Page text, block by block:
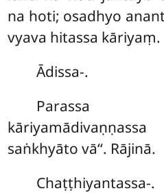
na hoti; osadhyo
vyava hitassa kāriyaṃ.
Ādissa-.
Parassa
saṅkhyāto vā‘‘. Rājinā.
Chaṭṭhiyantassa-.